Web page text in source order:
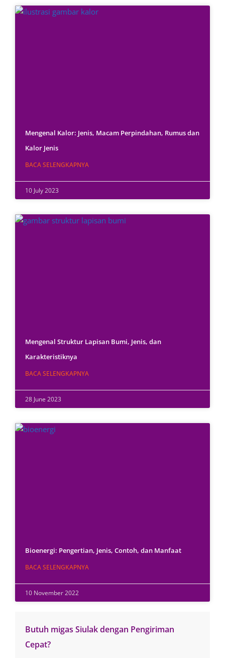
Mengenal Kalor: Jenis, Macam Perpindahan, Rumus dan
Kalor Jenis
BACA SELENGKAPNYA
10 July 2023
Mengenal Struktur Lapisan Bumi, Jenis, dan
Karakteristiknya
BACA SELENGKAPNYA
28 June 2023
Bioenergi: Pengertian, Jenis, Contoh, dan Manfaat
BACA SELENGKAPNYA
10 November 2022
Butuh migas Siulak dengan Pengiriman
Cepat?